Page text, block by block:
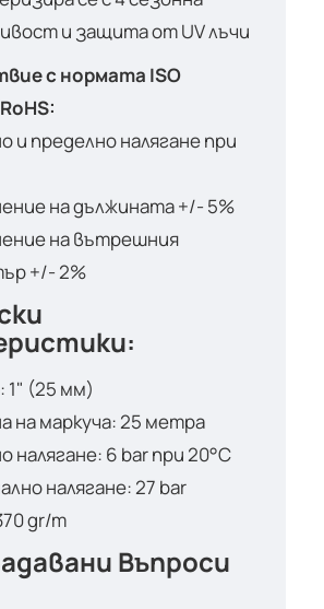
и защита от UV лъчи
с нормата ISO
и пределно налягане при
на дължината +/- 5%
на вътрешния
+/- 2%
1" (25 мм)
на маркуча: 25 метра
налягане: 6 bar при 20°C
налягане: 27 bar
gr/m
Въпроси